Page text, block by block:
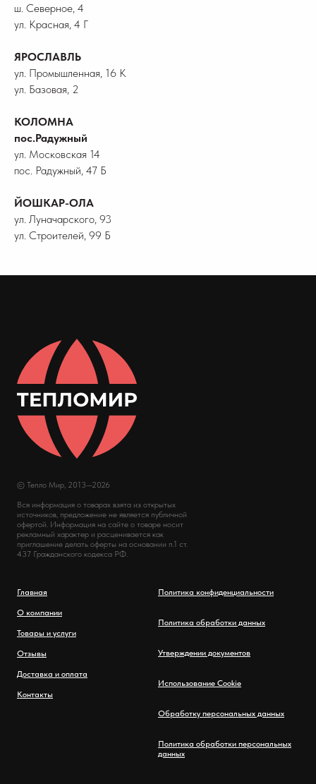
ш. Северное, 4
ул. Красная, 4 Г
ЯРОСЛАВЛЬ
ул. Промышленная, 16 К
ул. Базовая, 2
КОЛОМНА
пос.Радужный
ул. Московская 14
пос. Радужный, 47 Б
ЙОШКАР-ОЛА
ул. Луначарского, 93
ул. Строителей, 99 Б
© Тепло Мир, 2013—2026
Вся информация о товарах взята из открытых
источников, предложение не является публичной
офертой. Информация на сайте о товаре носит
рекламный характер и расценивается как
приглашение делать оферты на основании п.1 ст.
437 Гражданского кодекса РФ.
Главная
О компании
Товары и услуги
Отзывы
Доставка и оплата
Контакты
Политика конфиденциальности
Политика обработки данных
Утверждении документов
Использование Cookie
Обработку персональных данных
Политика обработки персональных
данных